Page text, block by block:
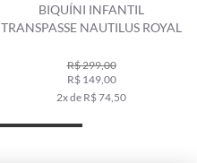
BIQUÍNI INFANTIL
TRANSPASSE NAUTILUS ROYAL
R$ 299,00
R$ 149,00
2x de R$ 74,50